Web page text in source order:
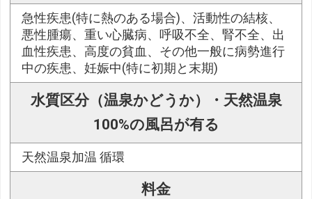
急性疾患(特に熱のある場合)、活動性の結核、
悪性腫瘍、重い心臓病、呼吸不全、腎不全、出
血性疾患、高度の貧血、その他一般に病勢進行
中の疾患、妊娠中(特に初期と末期)
水質区分（温泉かどうか）・天然温泉
100%の風呂が有る
天然温泉加温 循環
料金